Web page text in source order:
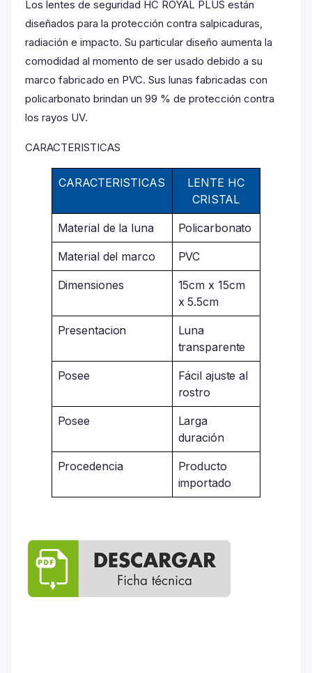
Los lentes de seguridad HC ROYAL PLUS están
diseñados para la protección contra salpicaduras,
radiación e impacto. Su particular diseño aumenta la
comodidad al momento de ser usado debido a su
marco fabricado en PVC. Sus lunas fabricadas con
policarbonato brindan un 99 % de protección contra
los rayos UV.
CARACTERISTICAS
CARACTERISTICAS
LENTE HC
CRISTAL
Material de la luna Policarbonato
Material del marco PVC
Dimensiones
15cm x 15cm
x 5.5cm
Presentacion
Luna
transparente
Posee
Fácil ajuste al
rostro
Posee
Larga
duración
Procedencia
Producto
importado